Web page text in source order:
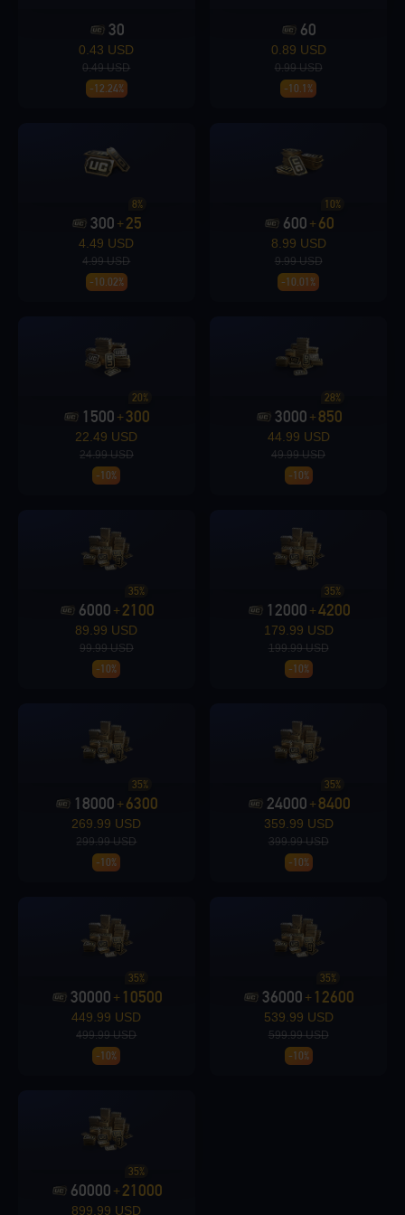
Loading...
Loading...
Loading...
30
0.43 USD
0.49 USD
-12.24%
60
0.89 USD
0.99 USD
-10.1%
300 +25
8%
4.49 USD
4.99 USD
-10.02%
600 + 60
10%
8.99 USD
9.99 USD
-10.01%
1500 +300
20%
22.49 USD
24.99 USD
-10%
3000 +850
28%
44.99 USD
49.99 USD
-10%
6000 +2100
35%
89.99 USD
99.99 USD
-10%
12000 +4200
35%
179.99 USD
199.99 USD
-10%
18000 +6300
35%
269.99 USD
299.99 USD
-10%
24000 +8400
35%
359.99 USD
399.99 USD
-10%
30000 + 10500
35%
449.99 USD
499.99 USD
-10%
36000 + 12600
35%
539.99 USD
599.99 USD
-10%
60000 +21000
35%
899.99 USD